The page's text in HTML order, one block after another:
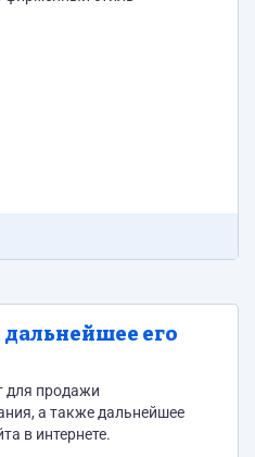
дальнейшее его
для продажи
а также дальнейшее
в интернете.